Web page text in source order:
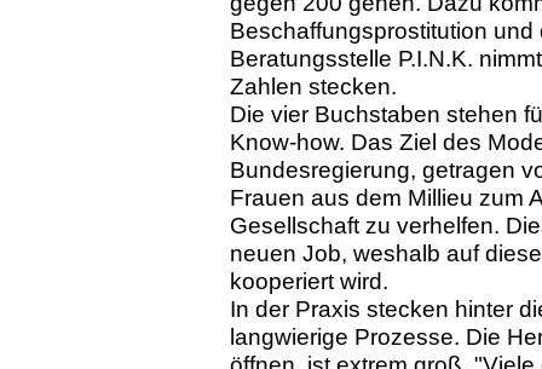
Beschaffungsprostitution
Beratungsstelle P.I.N.K.
Zahlen stecken.
Die vier Buchstaben stehen
Know-how. Das Ziel des
Bundesregierung, getragen
Frauen aus dem Millieu zum
Gesellschaft zu verhelfen.
neuen Job, weshalb auf
kooperiert wird.
In der Praxis stecken hinter
langwierige Prozesse. Die